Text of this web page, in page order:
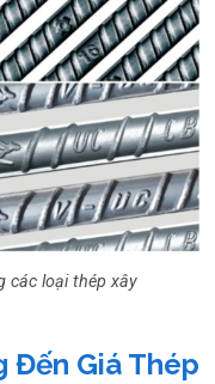
các loại thép xây
Đến Giá Thép